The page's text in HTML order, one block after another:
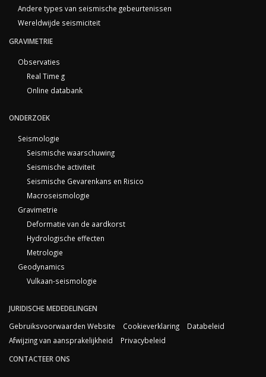
Andere types van seismische gebeurtenissen
Wereldwijde seismiciteit
GRAVIMETRIE
Observaties
Real Time g
Online databank
ONDERZOEK
Seismologie
Seismische waarschuwing
Seismische activiteit
Seismische Gevarenkans en Risico
Macroseismologie
Gravimetrie
Deformatie van de aardkorst
Hydrologische effecten
Metrologie
Geodynamics
Vulkaan-seismologie
JURIDISCHE MEDEDELINGEN
Gebruiksvoorwaarden Website
Cookieverklaring
Databeleid
Afwijzing van aansprakelijkheid
Privacybeleid
CONTACTEER ONS